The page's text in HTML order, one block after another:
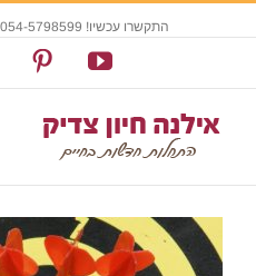
התקשרו עכשיו! 054-5798599
YouTube